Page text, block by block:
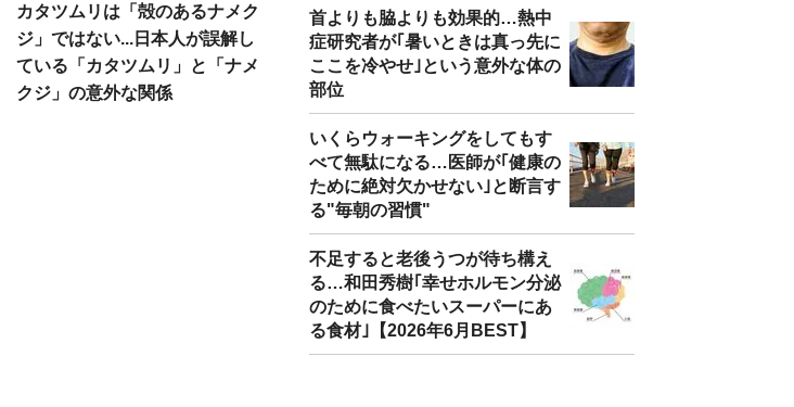
カタツムリは「殻のあるナメク
ジ」ではない...日本人が誤解し
ている「カタツムリ」と「ナメ
クジ」の意外な関係
首よりも脇よりも効果的…熱中
症研究者が｢暑いときは真っ先に
ここを冷やせ｣という意外な体の
部位
いくらウォーキングをしてもす
べて無駄になる…医師が｢健康の
ために絶対欠かせない｣と断言す
る"毎朝の習慣"
不足すると老後うつが待ち構え
る…和田秀樹｢幸せホルモン分泌
のために食べたいスーパーにあ
る食材｣【2026年6月BEST】